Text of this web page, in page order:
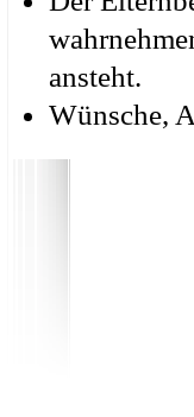
ansteht.
Wünsche,